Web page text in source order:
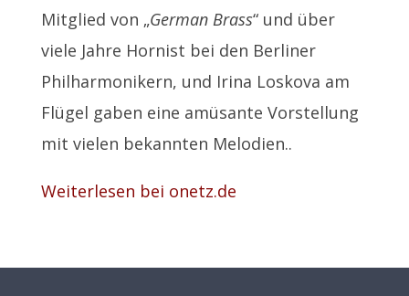
Mitglied von „German Brass“ und über
viele Jahre Hornist bei den Berliner
Philharmonikern, und Irina Loskova am
Flügel gaben eine amüsante Vorstellung
mit vielen bekannten Melodien..
Weiterlesen bei onetz.de